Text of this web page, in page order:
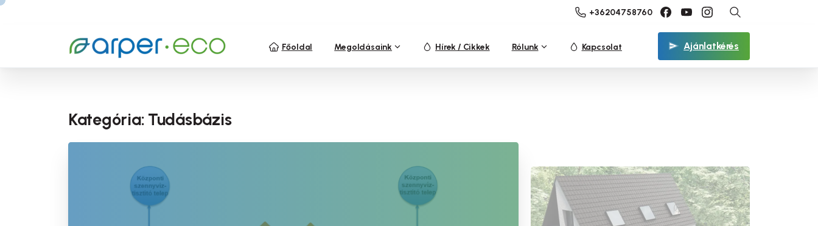
+36204758760
Főoldal Megoldásaink Hírek / Cikkek Rólunk Kapcsolat Ajánlatkérés
Kategória: Tudásbázis